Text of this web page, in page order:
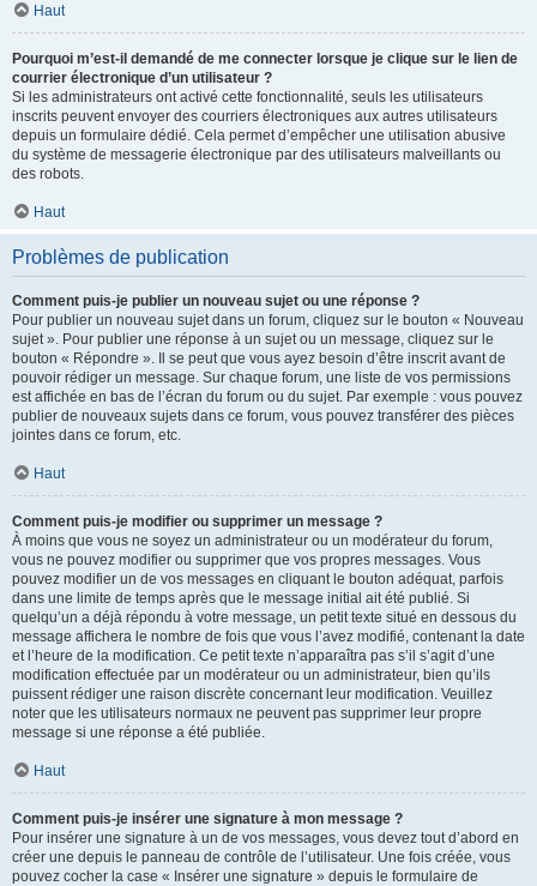
Haut
Pourquoi m’est-il demandé de me connecter lorsque je clique sur le lien de
courrier électronique d’un utilisateur ?
Si les administrateurs ont activé cette fonctionnalité, seuls les utilisateurs
inscrits peuvent envoyer des courriers électroniques aux autres utilisateurs
depuis un formulaire dédié. Cela permet d’empêcher une utilisation abusive
du système de messagerie électronique par des utilisateurs malveillants ou
des robots.
Haut
Problèmes de publication
Comment puis-je publier un nouveau sujet ou une réponse ?
Pour publier un nouveau sujet dans un forum, cliquez sur le bouton « Nouveau
sujet ». Pour publier une réponse à un sujet ou un message, cliquez sur le
bouton « Répondre ». Il se peut que vous ayez besoin d’être inscrit avant de
pouvoir rédiger un message. Sur chaque forum, une liste de vos permissions
est affichée en bas de l’écran du forum ou du sujet. Par exemple : vous pouvez
publier de nouveaux sujets dans ce forum, vous pouvez transférer des pièces
jointes dans ce forum, etc.
Haut
Comment puis-je modifier ou supprimer un message ?
À moins que vous ne soyez un administrateur ou un modérateur du forum,
vous ne pouvez modifier ou supprimer que vos propres messages. Vous
pouvez modifier un de vos messages en cliquant le bouton adéquat, parfois
dans une limite de temps après que le message initial ait été publié. Si
quelqu’un a déjà répondu à votre message, un petit texte situé en dessous du
message affichera le nombre de fois que vous l’avez modifié, contenant la date
et l’heure de la modification. Ce petit texte n’apparaîtra pas s’il s’agit d’une
modification effectuée par un modérateur ou un administrateur, bien qu’ils
puissent rédiger une raison discrète concernant leur modification. Veuillez
noter que les utilisateurs normaux ne peuvent pas supprimer leur propre
message si une réponse a été publiée.
Haut
Comment puis-je insérer une signature à mon message ?
Pour insérer une signature à un de vos messages, vous devez tout d’abord en
créer une depuis le panneau de contrôle de l’utilisateur. Une fois créée, vous
pouvez cocher la case « Insérer une signature » depuis le formulaire de